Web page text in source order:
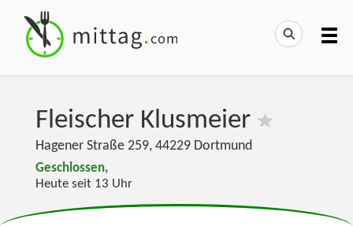
Fleischer Klusmeier
Hagener Straße 259, 44229 Dortmund
Geschlossen,
Heute seit 13 Uhr